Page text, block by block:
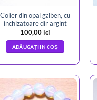
Colier din opal galben, cu
inchizatoare din argint
100,00 lei
ADĂUGAȚI ÎN COȘ